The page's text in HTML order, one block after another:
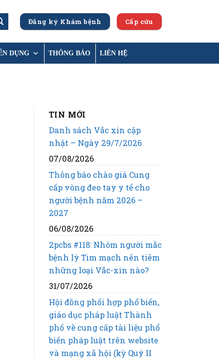
Đăng ký Khám bệnh Cấp cứu
DỤNG THÔNG BÁO LIÊN HỆ
TIN MỚI
Danh sách Vắc xin cập
nhật – Ngày 29/7/2026
07/08/2026
Thông báo chào giá Cung
cấp vòng đeo tay y tế cho
người bệnh năm 2026 –
2027
06/08/2026
2pcbs #118: Nhóm người mắc
bệnh lý Tim mạch nên tiêm
những loại Vắc-xin nào?
31/07/2026
Hội đồng phối hợp phổ biến,
giáo dục pháp luật Thành
phố về cung cấp tài liệu phổ
biến pháp luật trên website
và mạng xã hội (kỳ Quý II